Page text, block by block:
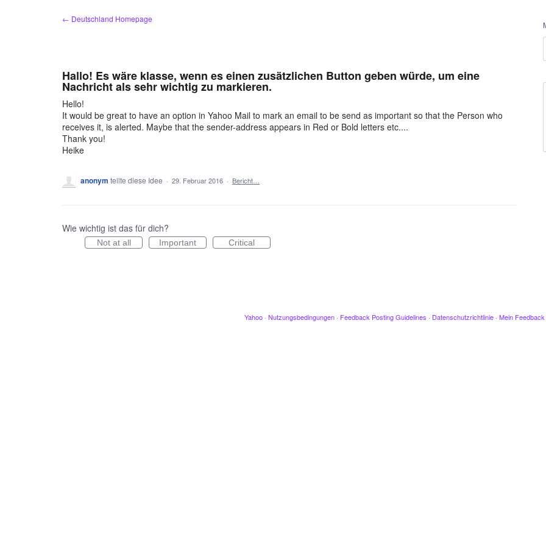
← Deutschland Homepage
Hallo! Es wäre klasse, wenn es einen zusätzlichen Button geben würde, um eine
Nachricht als sehr wichtig zu markieren.
Hello!
It would be great to have an option in Yahoo Mail to mark an email to be send as important so that the Person who
receives it, is alerted. Maybe that the sender-address appears in Red or Bold letters etc....
Thank you!
Heike
anonym teilte diese Idee · 29. Februar 2016 · Bericht…
Wie wichtig ist das für dich?
Not at all Important Critical
Yahoo · Nutzungsbedingungen · Feedback Posting Guidelines · Datenschutzrichtlinie · Mein